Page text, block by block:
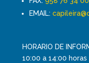
EMAIL:
HORARIO DE
10:00 a 14:00 horas